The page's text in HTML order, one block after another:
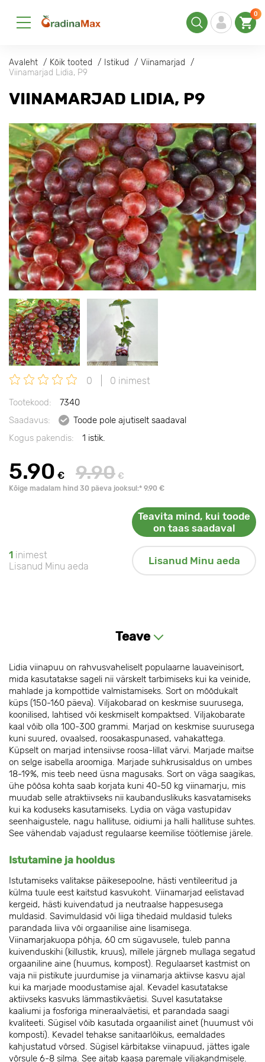
0
Avaleht Kõik tooted Istikud
Viinamarjad
Viinamarjad Lidia, Р9
VIINAMARJAD LIDIA, Р9
0 0 inimest
Tootekood:
7340
Saadavus:
Toode pole ajutiselt saadaval
Kogus pakendis:
1 istik.
5.90 € 9.90 €
Kõige madalam hind 30 päeva jooksul:* 9.90 €
Teavita mind, kui toode
on taas saadaval
1 inimest
Lisanud Minu aeda
Lisanud Minu aeda
Teave
Lidia viinapuu on rahvusvaheliselt populaarne lauaveinisort,
mida kasutatakse sageli nii värskelt tarbimiseks kui ka veinide,
mahlade ja kompottide valmistamiseks. Sort on mõõdukalt
küps (150-160 päeva). Viljakobarad on keskmise suurusega,
koonilised, lahtised või keskmiselt kompaktsed. Viljakobarate
kaal võib olla 100-300 grammi. Marjad on keskmise suurusega
kuni suured, ovaalsed, roosakaspunased, vahakattega.
Küpselt on marjad intensiivse roosa-lillat värvi. Marjade maitse
on selge isabella aroomiga. Marjade suhkrusisaldus on umbes
18-19%, mis teeb need üsna magusaks. Sort on väga saagikas,
ühe põõsa kohta saab korjata kuni 40-50 kg viinamarju, mis
muudab selle atraktiivseks nii kaubanduslikuks kasvatamiseks
kui ka koduseks kasutamiseks. Lydia on väga vastupidav
seenhaigustele, nagu hallituse, oidiumi ja halli hallituse suhtes.
See vähendab vajadust regulaarse keemilise töötlemise järele.
Istutamine ja hooldus
Istutamiseks valitakse päikesepoolne, hästi ventileeritud ja
külma tuule eest kaitstud kasvukoht. Viinamarjad eelistavad
kergeid, hästi kuivendatud ja neutraalse happesusega
muldasid. Savimuldasid või liiga tihedaid muldasid tuleks
parandada liiva või orgaanilise aine lisamisega.
Viinamarjakuopa põhja, 60 cm sügavusele, tuleb panna
kuivenduskihi (killustik, kruus), millele järgneb mullaga segatud
orgaaniline aine (huumus, kompost). Regulaarset kastmist on
vaja nii pistikute juurdumise ja viinamarja aktiivse kasvu ajal
kui ka marjade moodustamise ajal. Kevadel kasutatakse
aktiivseks kasvuks lämmastikväetisi. Suvel kasutatakse
kaaliumi ja fosforiga mineraalväetisi, et parandada saagi
kvaliteeti. Sügisel võib kasutada orgaanilist ainet (huumust või
komposti). Kevadel tehakse sanitaarlõikus, eemaldades
kahjustatud võrsed. Sügisel kärbitakse viinapuud, jättes igale
võrsule 6-8 silma. See aitab kaasa paremale viljakandmisele.